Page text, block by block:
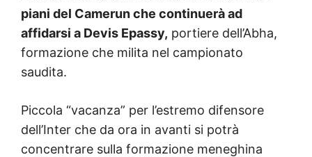
piani del Camerun che continuerà ad
affidarsi a Devis Epassy, portiere dell’Abha,
formazione che milita nel campionato
saudita.
Piccola “vacanza” per l’estremo difensore
dell’Inter che da ora in avanti si potrà
concentrare sulla formazione meneghina